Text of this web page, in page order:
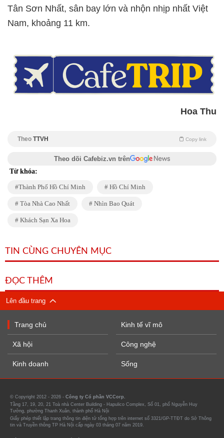
Tân Sơn Nhất, sân bay lớn và nhộn nhịp nhất Việt
Nam, khoảng 11 km.
Hoa Thu
Theo TTVH Copy link
Theo dõi Cafebiz.vn trên
Từ khóa:
Thành Phố Hồ Chí Minh Hồ Chí Minh
Tòa Nhà Cao Nhất Nhìn Bao Quát
Khách Sạn Xa Hoa
TIN CÙNG CHUYÊN MỤC
ĐỌC THÊM
Lên đầu trang
Trang chủ
Xã hội
Kinh doanh
Kinh tế vĩ mô
Công nghệ
Sống
© Copyright 2012 - 2026 - Công ty Cổ phần VCCorp.
Tầng 17, 19, 20, 21 Toà nhà Center Building - Hapulico Complex, Số 01, phố Nguyễn Huy
Tưởng, phường Thanh Xuân, thành phố Hà Nội
Giấy phép thiết lập trang thông tin điện tử tổng hợp trên internet số 3321/GP-TTĐT do Sở Thông
tin và Truyền thông TP Hà Nội cấp ngày 03 tháng 07 năm 2019.